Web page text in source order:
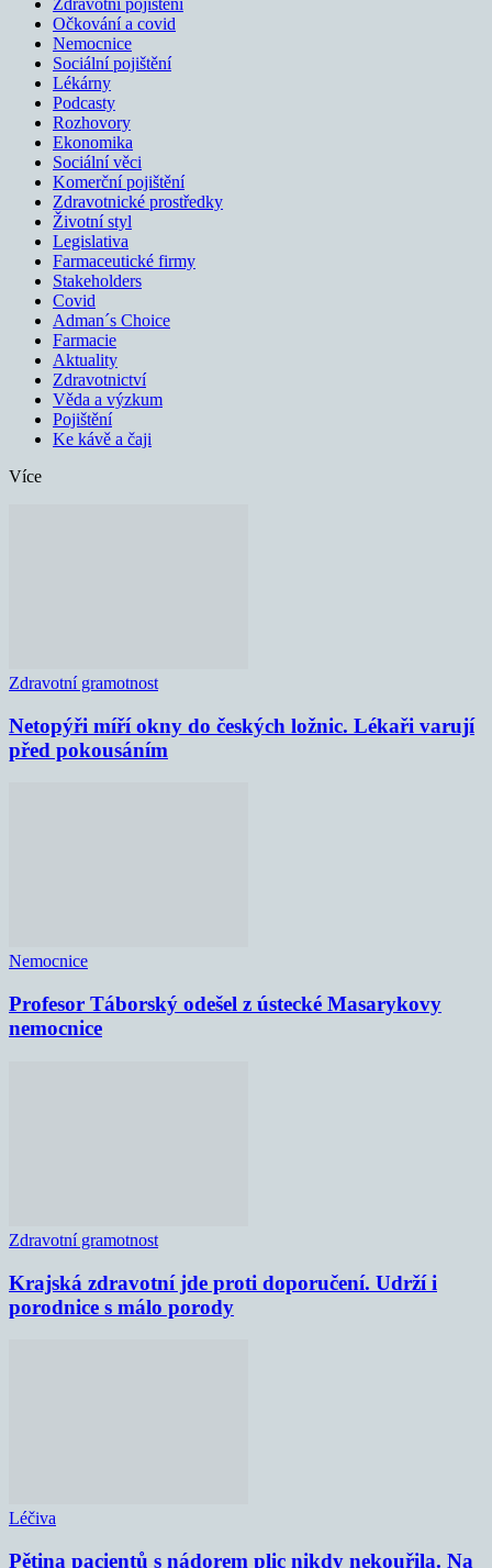
Zdravotní pojištění
Očkování a covid
Nemocnice
Sociální pojištění
Lékárny
Podcasty
Rozhovory
Ekonomika
Sociální věci
Komerční pojištění
Zdravotnické prostředky
Životní styl
Legislativa
Farmaceutické firmy
Stakeholders
Covid
Adman´s Choice
Farmacie
Aktuality
Zdravotnictví
Věda a výzkum
Pojištění
Ke kávě a čaji
Více
Zdravotní gramotnost
Netopýři míří okny do českých ložnic. Lékaři varují
před pokousáním
Nemocnice
Profesor Táborský odešel z ústecké Masarykovy
nemocnice
Zdravotní gramotnost
Krajská zdravotní jde proti doporučení. Udrží i
porodnice s málo porody
Léčiva
Pětina pacientů s nádorem plic nikdy nekouřila. Na